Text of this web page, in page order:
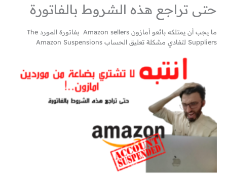
حتى تراجع هذه الشروط بالفاتورة
ما يجب أن يمتلكه بائعو أمازون Amazon sellers بفاتورة المورد The
Suppliers لتفادي مشكلة تعليق الحساب Amazon Suspensions